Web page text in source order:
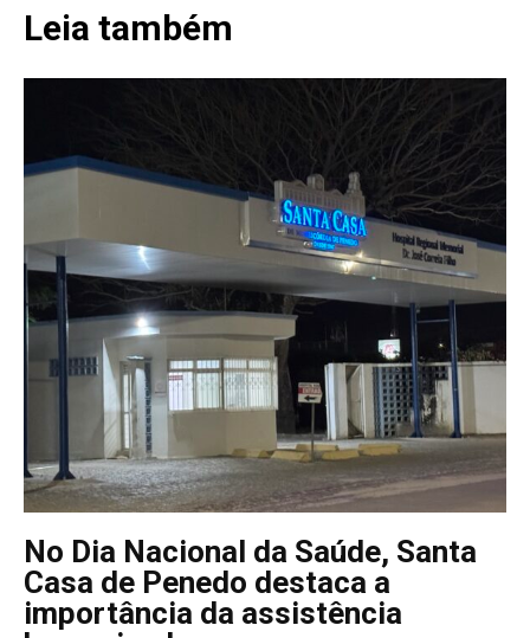
Leia também
No Dia Nacional da Saúde, Santa
Casa de Penedo destaca a
importância da assistência